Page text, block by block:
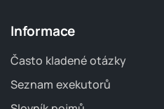
Informace
Často kladené otázky
Seznam exekutorů